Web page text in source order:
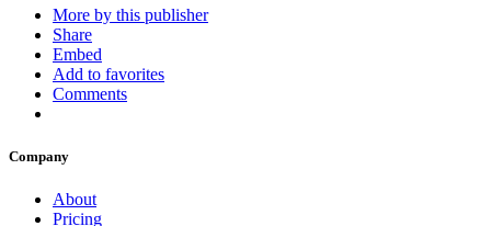
More by this publisher
Share
Embed
Add to favorites
Comments
Company
About
Pricing